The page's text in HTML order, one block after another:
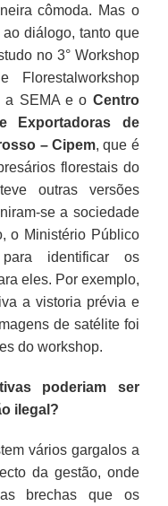
cômoda. Mas o
diálogo, tanto que
no 3° Workshop
Florestalworkshop
a SEMA e o Centro
Exportadoras de
– Cipem, que é
florestais do
outras versões
se a sociedade
o Ministério Público
identificar os
eles. Por exemplo,
a vistoria prévia e
de satélite foi
do workshop.
poderiam ser
ilegal?
vários gargalos a
da gestão, onde
brechas que os